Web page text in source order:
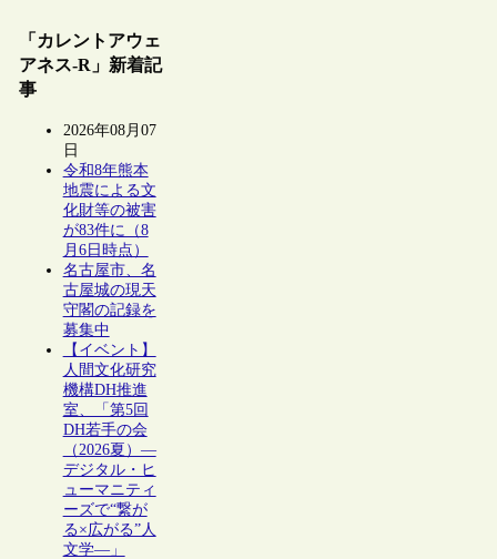
「カレントアウェ
アネス-R」新着記
事
2026年08月07
日
令和8年熊本
地震による文
化財等の被害
が83件に（8
月6日時点）
名古屋市、名
古屋城の現天
守閣の記録を
募集中
【イベント】
人間文化研究
機構DH推進
室、「第5回
DH若手の会
（2026夏）―
デジタル・ヒ
ューマニティ
ーズで“繋が
る×広がる”人
文学―」